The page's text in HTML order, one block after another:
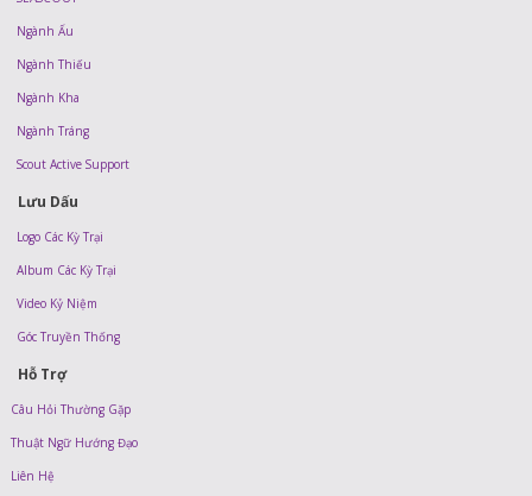
Ngành Ấu
Ngành Thiếu
Ngành Kha
Ngành Tráng
Scout Active Support
Lưu Dấu
Logo Các Kỳ Trại
Album Các Kỳ Trại
Video Kỷ Niệm
Góc Truyền Thống
Hỗ Trợ
Câu Hỏi Thường Gặp
Thuật Ngữ Hướng Đạo
Liên Hệ